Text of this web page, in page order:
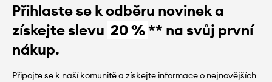
Přihlaste se k odběru novinek a
získejte slevu 20 %** na svůj první
nákup.
Připojte se k naší komunitě a získejte informace o nejnovějších